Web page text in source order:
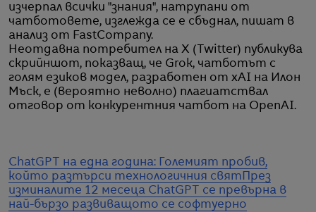
изчерпал всички "знания", натрупани от
чатботовете, изглежда се е сбъднал, пишат в
анализ от FastCompany.
Неотдавна потребител на X (Twitter) публикува
скрийншот, показващ, че Grok, чатботът с
голям езиков модел, разработен от xAI на Илон
Мъск, е (вероятно неволно) плагиатствал
отговор от конкурентния чатбот на OpenAI.
ChatGPT на една година: Големият пробив,
който разтърси технологичния свят През
изминалите 12 месеца ChatGPT се превърна в
най-бързо развиващото се софтуерно